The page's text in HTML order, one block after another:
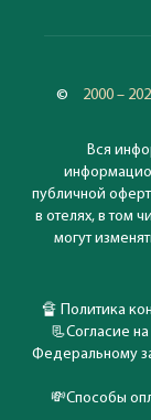
© 2000 –
Вся
публичной
в отелях, в том
могут
🔏 Политика
📃Согласие
Федеральному
💸Способы